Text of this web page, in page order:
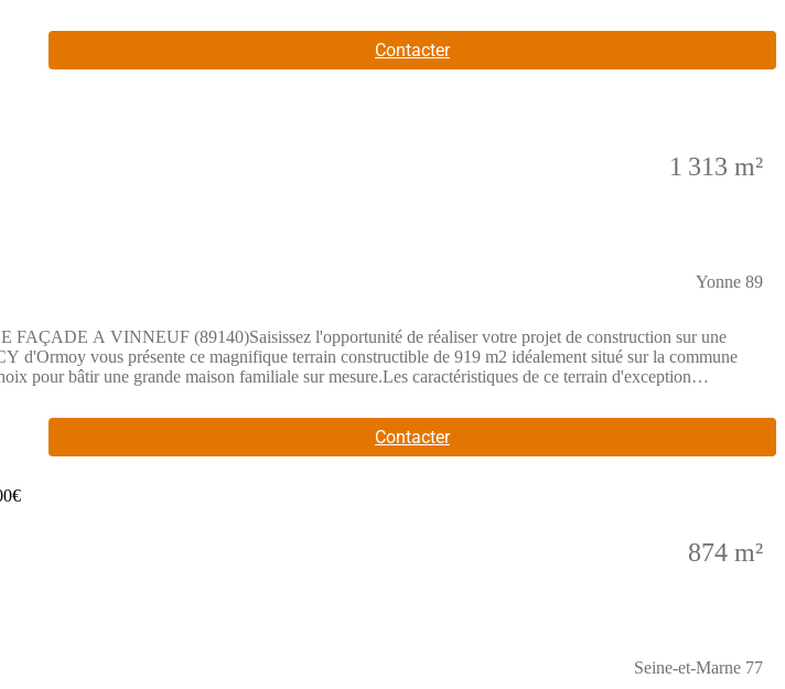
une grande liberté architecturale. C'est la configuration parfaite pour implanter une construction
calme et pavillonnaire, vous garantissant une excellente qualité de vie au quotidien.Un cadre de vie
de la campagne tout en restant proche des infrastructures majeures :Scolarité et Vie locale : Écoles
de Pont-sur-Yonne (grandes zones commerciales, collèges, lycées et services de santé).Transports et
à proximité permettent de rallier Paris Gare de Lyon en toute simplicité pour les déplaceme
Contacter
1 313 m²
Yonne 89
A VINNEUF (89140)Saisissez l'opportunité de réaliser votre projet de construction sur une
d'Ormoy vous présente ce magnifique terrain constructible de 919 m2 idéalement situé sur la commune
pour bâtir une grande maison familiale sur mesure.Les caractéristiques de ce terrain d'exception
une grande liberté architecturale. C'est la configuration parfaite pour implanter une construction
calme et pavillonnaire, vous garantissant une excellente qualité de vie au quotidien.Un cadre de vie
de la campagne tout en restant proche des infrastructures majeures :Scolarité et Vie locale : Écoles
de Pont-sur-Yonne (grandes zones commerciales, collèges, lycées et services de santé).Transports et
à proximité permettent de rallier Paris Gare de Lyon en toute simplicité pour les déplaceme
Contacter
874 m²
Seine-et-Marne 77